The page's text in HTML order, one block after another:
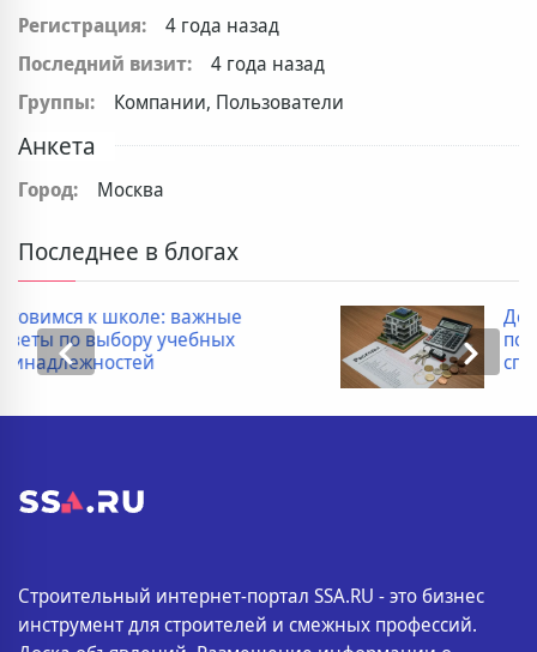
Регистрация:
4 года назад
Последний визит:
4 года назад
Группы:
Компании, Пользователи
Анкета
Город: Москва
Последнее в блогах
Дополнительные
покупке новостройки:
список
Строительный интернет-портал SSA.RU - это бизнес
инструмент для строителей и смежных профессий.